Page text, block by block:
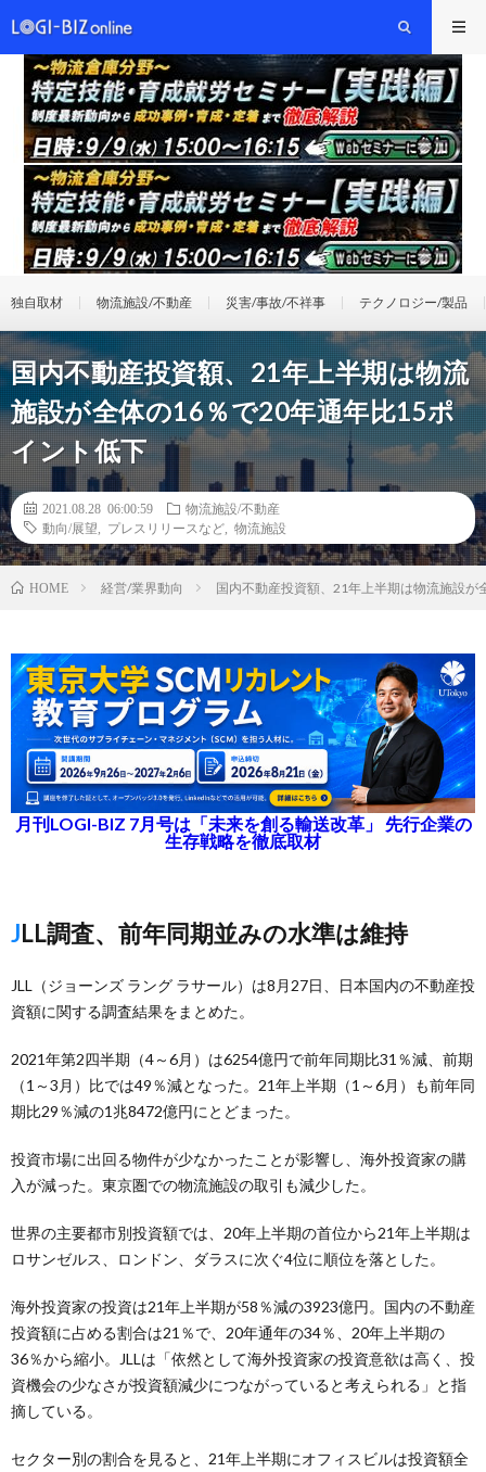
独自取材 物流施設/不動産 災害/事故/不祥事 テクノロジー/製品
国内不動産投資額、21年上半期は物流
施設が全体の16％で20年通年比15ポ
イント低下
2021.08.28 06:00:59
物流施設/不動産
動向/展望
プレスリリースなど 物流施設
HOME 経営/業界動向 国内不動産投資額、21年上半期は物流施設
月刊LOGI-BIZ 7月号は「未来を創る輸送改革」 先行企業の
生存戦略を徹底取材
JLL調査、前年同期並みの水準は維持
JLL（ジョーンズ ラング ラサール）は8月27日、日本国内の不動産投
資額に関する調査結果をまとめた。
2021年第2四半期（4～6月）は6254億円で前年同期比31％減、前期
（1～3月）比では49％減となった。21年上半期（1～6月）も前年同
期比29％減の1兆8472億円にとどまった。
投資市場に出回る物件が少なかったことが影響し、海外投資家の購
入が減った。東京圏での物流施設の取引も減少した。
世界の主要都市別投資額では、20年上半期の首位から21年上半期は
ロサンゼルス、ロンドン、ダラスに次ぐ4位に順位を落とした。
海外投資家の投資は21年上半期が58％減の3923億円。国内の不動産
投資額に占める割合は21％で、20年通年の34％、20年上半期の
36％から縮小。JLLは「依然として海外投資家の投資意欲は高く、投
資機会の少なさが投資額減少につながっていると考えられる」と指
摘している。
セクター別の割合を見ると、21年上半期にオフィスビルは投資額全